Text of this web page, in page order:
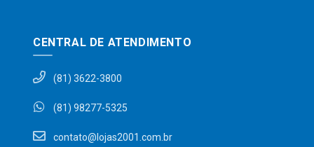
CENTRAL DE ATENDIMENTO
(81) 3622-3800
(81) 98277-5325
contato@lojas2001.com.br